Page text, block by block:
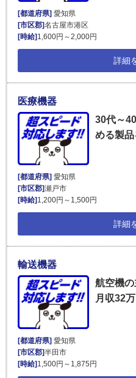
[都道府県]愛知県
[市区郡]名古屋市港区
[時給]1,600円～2,000円
詳細
医療機器
30代～
める製
[都道府県] 愛知県
[市区郡]瀬戸市
[時給] 1,200円～1,500円
詳細
輸送機器
航空機
月収32
[都道府県] 愛知県
[市区郡]半田市
[時給] 1,500円～1,875円